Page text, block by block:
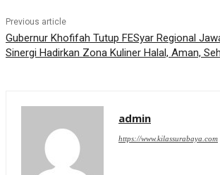
Previous article
Gubernur Khofifah Tutup FESyar Regional
Sinergi Hadirkan Zona Kuliner Halal, Aman,
admin
https://www.kilassurabaya.com